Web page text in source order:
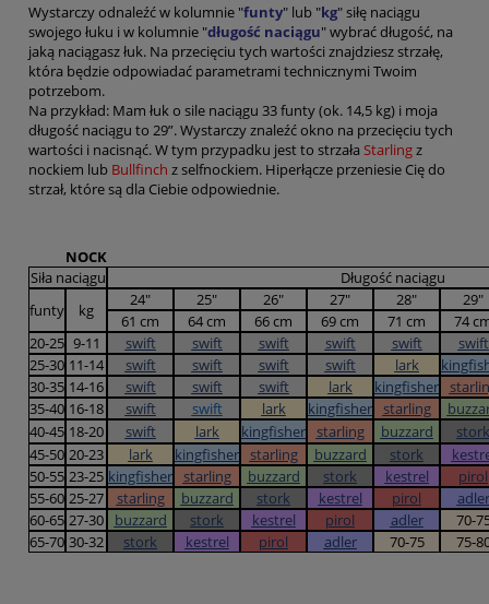
Wystarczy odnaleźć w kolumnie "funty" lub "kg" siłę naciągu
swojego łuku i w kolumnie "długość naciągu" wybrać długość, na
jaką naciągasz łuk. Na przecięciu tych wartości znajdziesz strzałę,
która będzie odpowiadać parametrami technicznymi Twoim
potrzebom.
Na przykład: Mam łuk o sile naciągu 33 funty (ok. 14,5 kg) i moja
długość naciągu to 29”. Wystarczy znaleźć okno na przecięciu tych
wartości i nacisnąć. W tym przypadku jest to strzała Starlingz
nockiem lub Bullfinch z selfnockiem. Hiperłącze przeniesie Cię do
strzał, które są dla Ciebie odpowiednie.
NOCK
Siła naciągu
Długość naciągu
funty
kg
24" 25" 26" 27" 28"
29"
61 cm
64 cm 66 cm 69 cm 71 cm
74
20-25 9-11 swift swift swift swift swift
swift
25-30 11-14 swift swift swift swift lark
30-35 14-16 swift swift swift lark kingfisher
35-40 16-18 swift swift lark kingfisher starling
40-45 18-20 swift lark kingfisher starling buzzard
stork
45-50 20-23 lark kingfisher starling buzzard stork
50-55 23-25 kingfisher starling buzzard stork kestrel
pirol
55-60 25-27 starling buzzard stork kestrel pirol
adler
60-65 27-30 buzzard stork kestrel pirol adler
70-
65-70 30-32 stork kestrel pirol adler 70-75 75-